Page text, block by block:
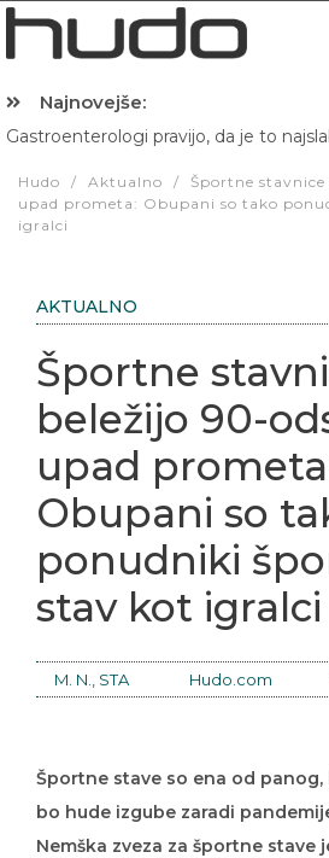
Najnovejše:
Gastroenterologi pravijo, da je to
Hudo / Aktualno /
Športne
upad prometa: Obupani so tako
igralci
AKTUALNO
Športne
beležijo 90-
upad
Obupani so
ponudniki
stav kot igralci
M. N., STA Hudo.com
Športne stave so ena od panog,
bo hude izgube zaradi
Nemška zveza za športne stave